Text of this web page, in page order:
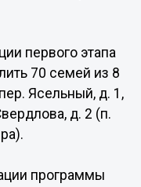
первого этапа
70 семей из 8
Ясельный, д. 1,
д. 2 (п.
программы